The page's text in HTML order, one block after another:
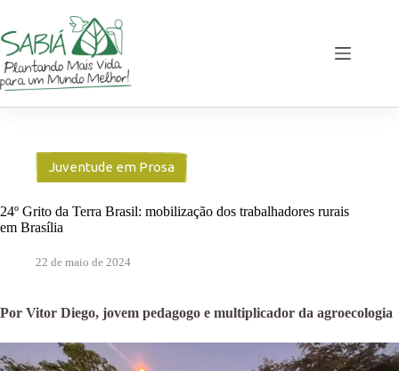
o
conteúdo
Juventude em Prosa
24º Grito da Terra Brasil: mobilização dos trabalhadores rurais
em Brasília
22 de maio de 2024
Por Vitor Diego, jovem pedagogo e multiplicador da agroecologia